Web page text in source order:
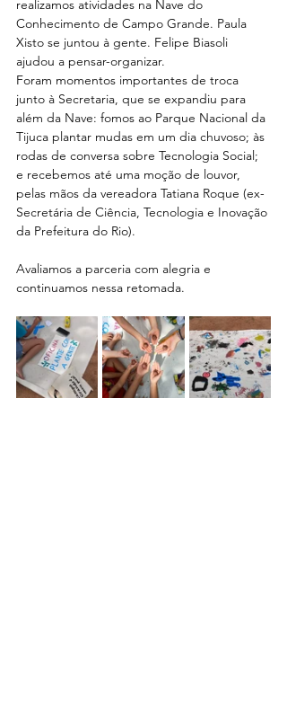
realizamos atividades na Nave do
Conhecimento de Campo Grande. Paula
Xisto se juntou à gente. Felipe Biasoli
ajudou a pensar-organizar.
Foram momentos importantes de troca
junto à Secretaria, que se expandiu para
além da Nave: fomos ao Parque Nacional da
Tijuca plantar mudas em um dia chuvoso; às
rodas de conversa sobre Tecnologia Social;
e recebemos até uma moção de louvor,
pelas mãos da vereadora Tatiana Roque (ex-
Secretária de Ciência, Tecnologia e Inovação
da Prefeitura do Rio).
Avaliamos a parceria com alegria e
continuamos nessa retomada.